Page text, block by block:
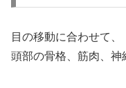
目の移動に合わせて、
頭部の骨格、筋肉、神